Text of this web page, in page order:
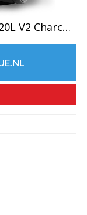
Peak Design Everyday Backpack 20L V2 Charcoal